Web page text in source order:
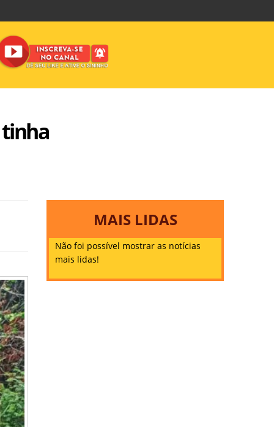
tinha
MAIS LIDAS
Não foi possível mostrar as notícias
mais lidas!